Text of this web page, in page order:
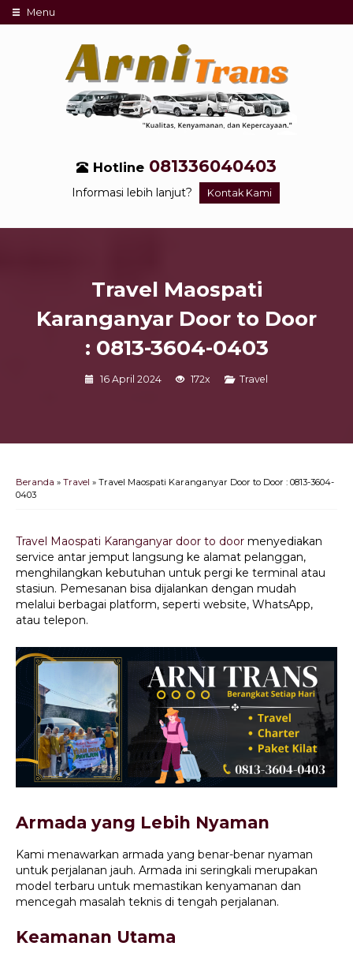
Menu
Hotline 081336040403
Informasi lebih lanjut? Kontak Kami
Travel Maospati
Karanganyar Door to Door
: 0813-3604-0403
16 April 2024 172x Travel
Beranda » Travel » Travel Maospati Karanganyar Door to Door : 0813-3604-
0403
Travel Maospati Karanganyar door to door menyediakan
service antar jemput langsung ke alamat pelanggan,
menghilangkan kebutuhan untuk pergi ke terminal atau
stasiun. Pemesanan bisa dijalankan dengan mudah
melalui berbagai platform, seperti website, WhatsApp,
atau telepon.
Armada yang Lebih Nyaman
Kami menawarkan armada yang benar-benar nyaman
untuk perjalanan jauh. Armada ini seringkali merupakan
model terbaru untuk memastikan kenyamanan dan
mencegah masalah teknis di tengah perjalanan.
Keamanan Utama